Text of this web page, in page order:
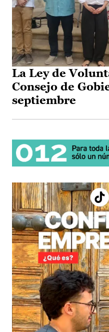
La Ley de
Consejo de
septiembre